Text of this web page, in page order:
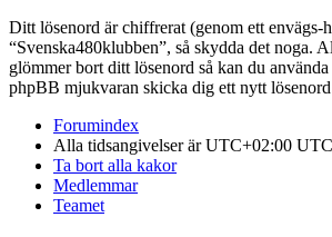
Ditt lösenord är chiffrerat (genom ett envägs-
“Svenska480klubben”, så skydda det noga.
glömmer bort ditt lösenord så kan du
phpBB mjukvaran skicka dig ett nytt
Forumindex
Alla tidsangivelser är UTC+02:00
Ta bort alla kakor
Medlemmar
Teamet